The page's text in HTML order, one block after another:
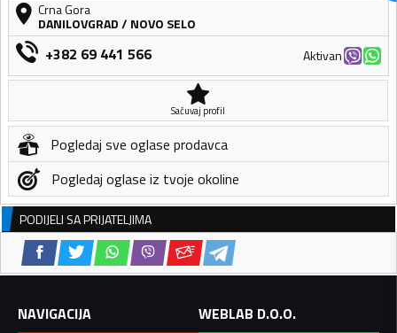
Crna Gora
DANILOVGRAD/ NOVO SELO
+382 69 441 566 Aktivan
Sačuvaj profil
Pogledaj sve oglase prodavca
Pogledaj oglase iz tvoje okoline
PODIJELI SA PRIJATELJIMA
NAVIGACIJA
WEBLAB D.O.O.